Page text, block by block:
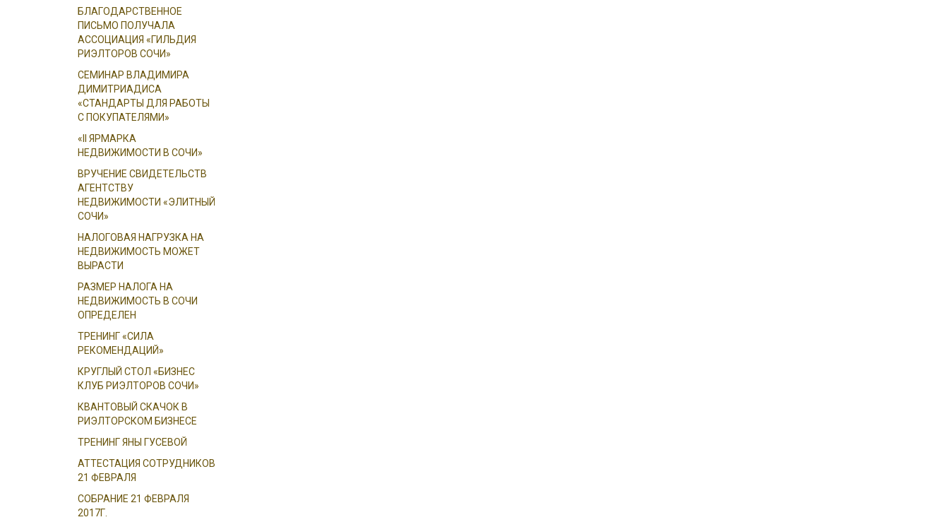
БЛАГОДАРСТВЕННОЕ
ПИСЬМО ПОЛУЧАЛА
АССОЦИАЦИЯ «ГИЛЬДИЯ
РИЭЛТОРОВ СОЧИ»
СЕМИНАР ВЛАДИМИРА
ДИМИТРИАДИСА
«СТАНДАРТЫ ДЛЯ РАБОТЫ
С ПОКУПАТЕЛЯМИ»
«II ЯРМАРКА
НЕДВИЖИМОСТИ В СОЧИ»
ВРУЧЕНИЕ СВИДЕТЕЛЬСТВ
АГЕНТСТВУ
НЕДВИЖИМОСТИ «ЭЛИТНЫЙ
СОЧИ»
НАЛОГОВАЯ НАГРУЗКА НА
НЕДВИЖИМОСТЬ МОЖЕТ
ВЫРАСТИ
РАЗМЕР НАЛОГА НА
НЕДВИЖИМОСТЬ В СОЧИ
ОПРЕДЕЛЕН
ТРЕНИНГ «СИЛА
РЕКОМЕНДАЦИЙ»
КРУГЛЫЙ СТОЛ «БИЗНЕС
КЛУБ РИЭЛТОРОВ СОЧИ»
КВАНТОВЫЙ СКАЧОК В
РИЭЛТОРСКОМ БИЗНЕСЕ
ТРЕНИНГ ЯНЫ ГУСЕВОЙ
АТТЕСТАЦИЯ СОТРУДНИКОВ
21 ФЕВРАЛЯ
СОБРАНИЕ 21 ФЕВРАЛЯ
2017Г.